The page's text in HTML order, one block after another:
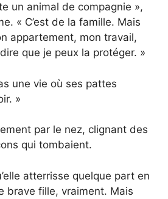
un animal de compagnie »,
« C’est de la famille. Mais
appartement, mon travail,
que je peux la protéger. »
une vie où ses pattes
»
par le nez, clignant des
qui tombaient.
atterrisse quelque part en
brave fille, vraiment. Mais